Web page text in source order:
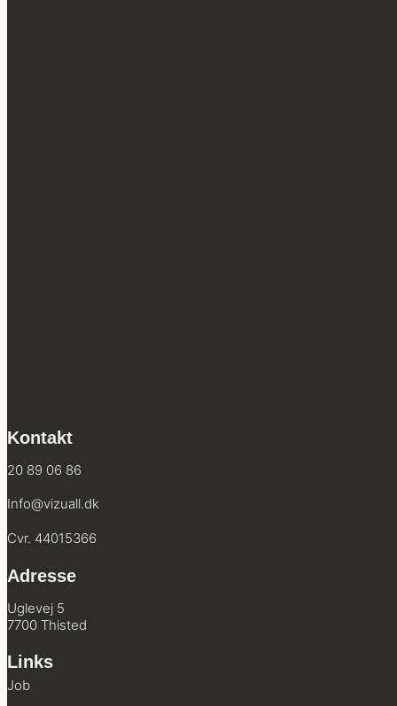
Kontakt
20 89 06 86
Info@vizuall.dk
Cvr. 44015366
Adresse
Uglevej 5
7700 Thisted
Links
Job